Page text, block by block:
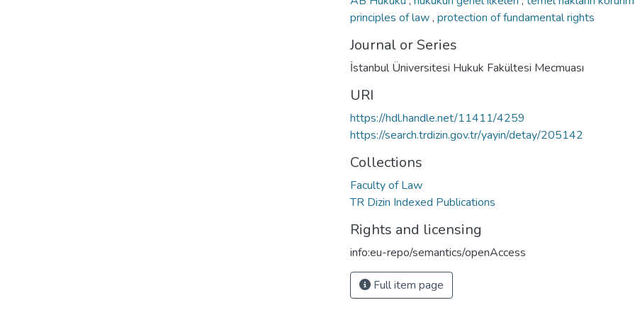
principles of law, protection of fundamental rights
Journal or Series
İstanbul Üniversitesi Hukuk Fakültesi Mecmuası
URI
https://hdl.handle.net/11411/4259
https://search.trdizin.gov.tr/yayin/detay/205142
Collections
Faculty of Law
TR Dizin Indexed Publications
Rights and licensing
info:eu-repo/semantics/openAccess
Full item page